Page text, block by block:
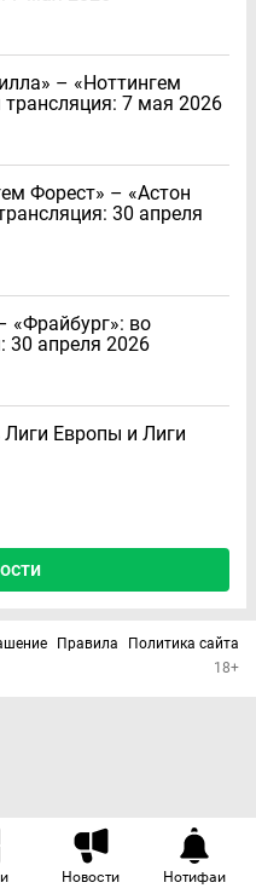
Новости Нотифаи
– «Ноттингем
7 мая 2026
Форест» – «Астон
30 апреля
«Фрайбург»: во
30 апреля 2026
Европы и Лиги
Правила
Политика сайта
18+